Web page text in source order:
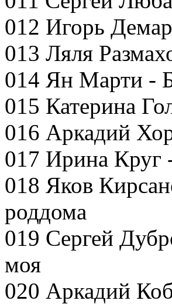
012 Игорь
013 Ляля
014 Ян Марти -
015 Катерина
016 Аркадий
017 Ирина
018 Яков
роддома
019 Сергей
моя
020 Аркадий